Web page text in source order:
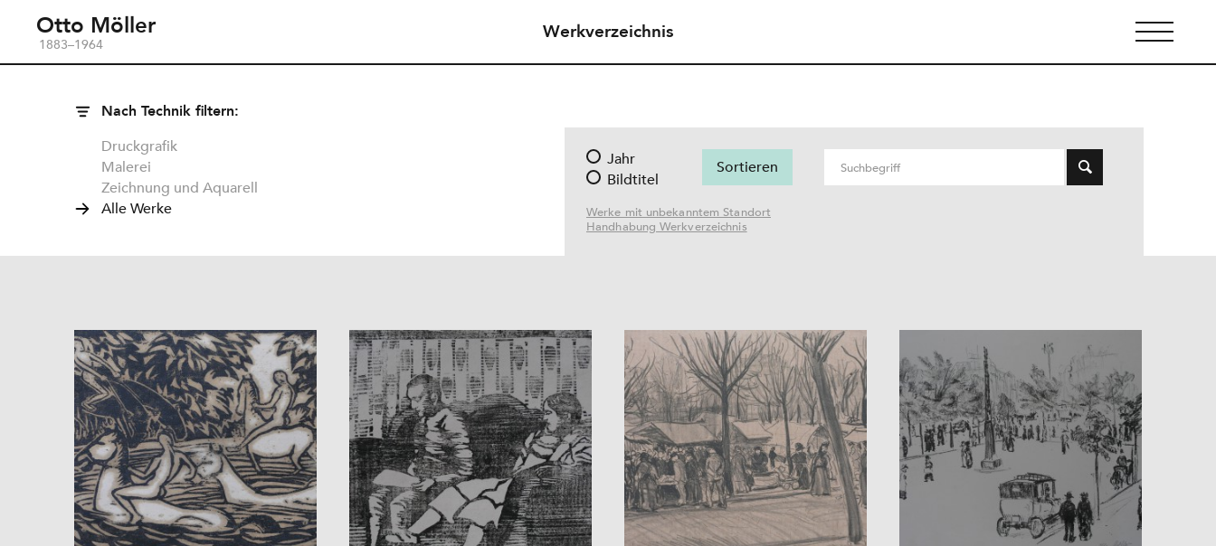
Otto Möller
1883–1964
Werkverzeichnis
Nach Technik filtern:
Druckgrafik
Malerei
Zeichnung und Aquarell
Alle Werke
Jahr
Bildtitel
Werke mit unbekanntem Standort
Handhabung Werkverzeichnis